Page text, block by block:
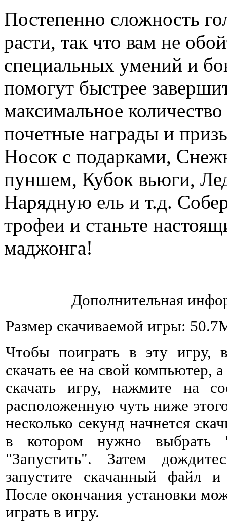
Постепенно сложность
расти, так что вам не
специальных умений и
помогут быстрее
максимальное количество
почетные награды и
Носок с подарками,
пуншем, Кубок вьюги,
Нарядную ель и т.д.
трофеи и станьте
маджонга!
Дополнительная
Размер скачиваемой игры:
Чтобы поиграть в эту игру,
скачать ее на свой компьютер,
скачать игру, нажмите на
расположенную чуть ниже
несколько секунд начнется
в котором нужно выбрать
"Запустить". Затем
запустите скачанный файл и
После окончания установки
играть в игру.